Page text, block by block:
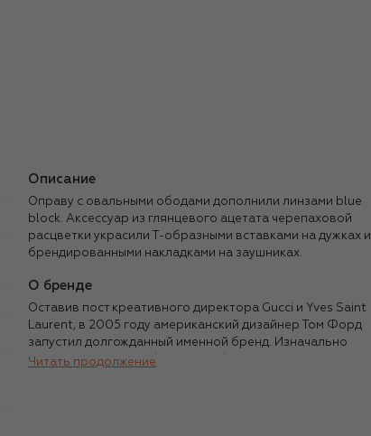
Описание
Оправу с овальными ободами дополнили линзами blue
block. Аксессуар из глянцевого ацетата черепаховой
расцветки украсили Т-образными вставками на дужках и
брендированными накладками на заушниках.
О бренде
Оставив пост креативного директора Gucci и Yves Saint
Laurent, в 2005 году американский дизайнер Том Форд
запустил долгожданный именной бренд. Изначально
Форд, известный собственным безупречным стилем,
Читать продолжение